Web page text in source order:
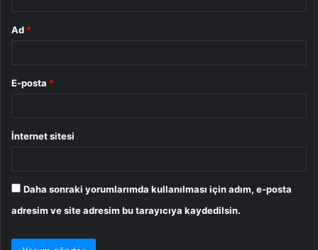
Ad *
E-posta *
İnternet sitesi
Daha sonraki yorumlarımda kullanılması için adım, e-posta
adresim ve site adresim bu tarayıcıya kaydedilsin.